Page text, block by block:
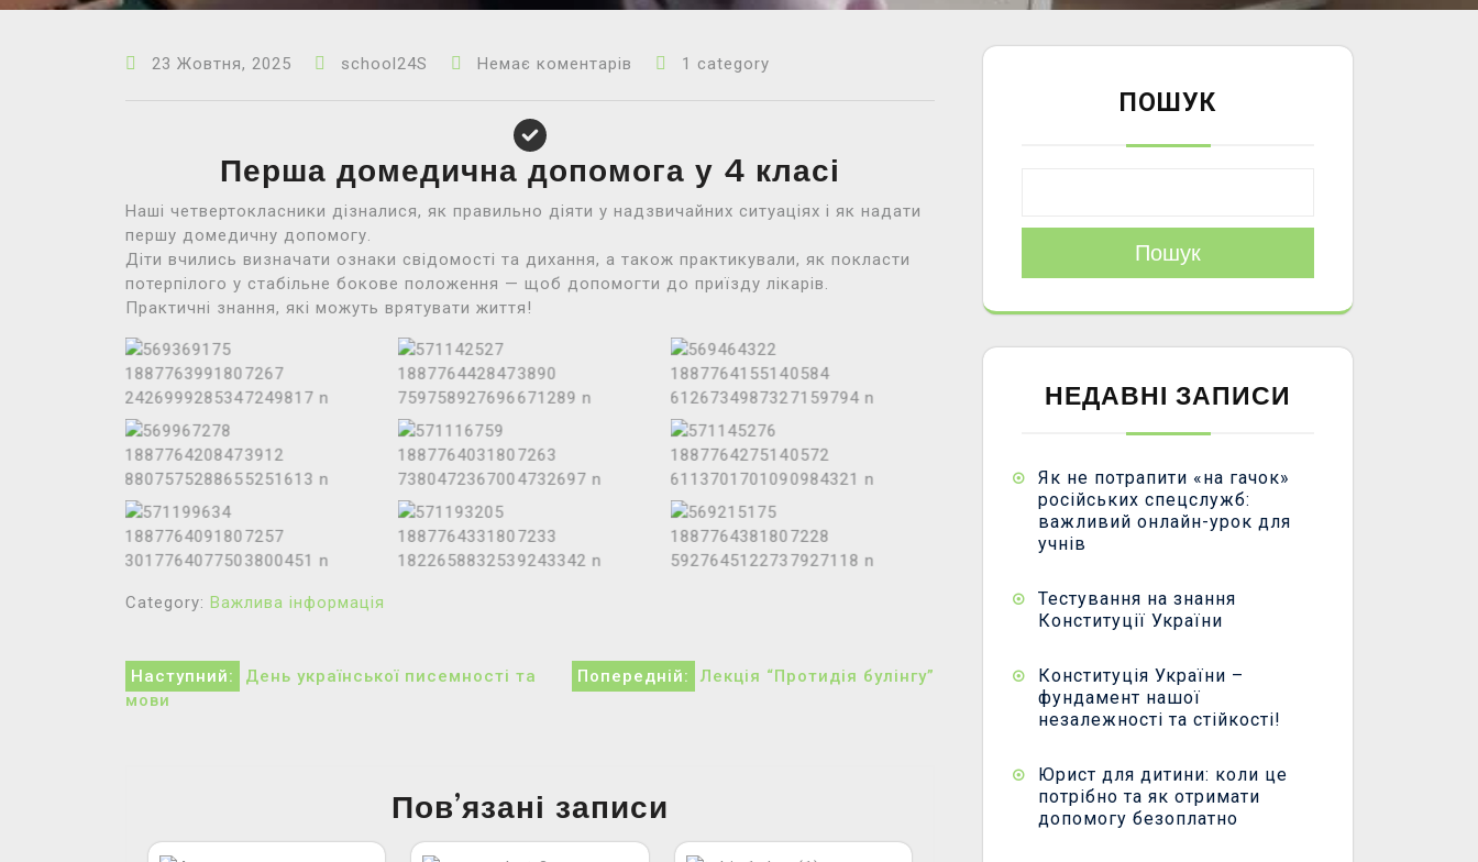
23 Жовтня, 2025 school24S Немає коментарів 1 category
Перша домедична допомога у 4 класі
Наші четвертокласники дізналися, як правильно діяти у надзвичайних ситуаціях і як надати
першу домедичну допомогу.
Діти вчились визначати ознаки свідомості та дихання, а також практикували, як покласти
потерпілого у стабільне бокове положення — щоб допомогти до приїзду лікарів.
Практичні знання, які можуть врятувати життя!
Category: Важлива інформація
Навігація
Попередній: Лекція “Протидія булінгу”
Наступний:
День української писемності та
мови
Пов’язані записи
ПОШУК
Пошук
НЕДАВНІ ЗАПИСИ
Як не потрапити «на гачок»
російських спецслужб:
важливий онлайн-урок для
учнів
Тестування на знання
Конституції України
Конституція України –
фундамент нашої
незалежності та стійкості!
Юрист для дитини: коли це
потрібно та як отримати
допомогу безоплатно